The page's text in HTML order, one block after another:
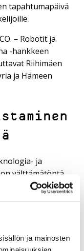
ja mainosten
tapahtumapäivä
– Robotit ja
-hankkeen
Riihimäen
ja Hämeen
ja
välttämätöntä.
tulevaisuuden